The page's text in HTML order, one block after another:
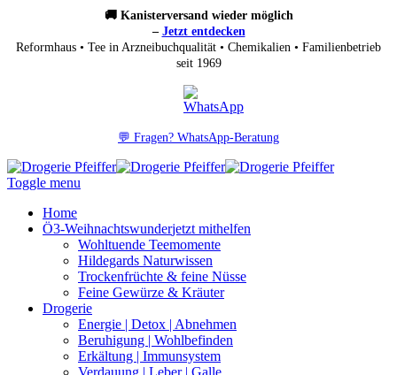
🚚 Kanisterversand wieder möglich
– Jetzt entdecken
Reformhaus • Tee in Arzneibuchqualität • Chemikalien • Familienbetrieb
seit 1969
💬 Fragen? WhatsApp-Beratung
Toggle menu
Home
Ö3-Weihnachtswunderjetzt mithelfen
Wohltuende Teemomente
Hildegards Naturwissen
Trockenfrüchte & feine Nüsse
Feine Gewürze & Kräuter
Drogerie
Energie | Detox | Abnehmen
Beruhigung | Wohlbefinden
Erkältung | Immunsystem
Verdauung | Leber | Galle